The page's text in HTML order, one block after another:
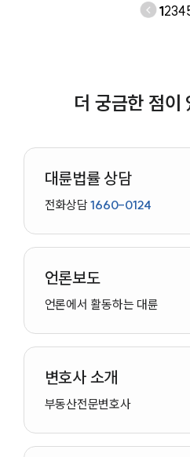
법률
대륜법률
1234
더 궁금한 점이
대륜법률 상담
전화상담1660-0124
언론보도
언론에서 활동하는 대륜
변호사 소개
부동산전문변호사